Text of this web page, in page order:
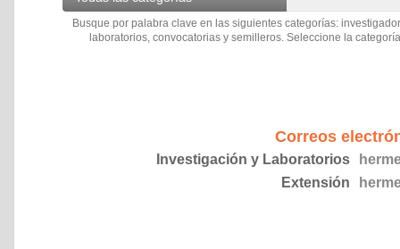
Busque por palabra clave en las siguientes categorías:
laboratorios, convocatorias y semilleros. Seleccione la
Correos
Investigación y Laboratorios
Extensión